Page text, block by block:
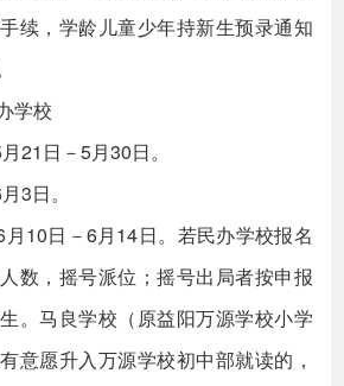
续，学龄儿童少年持新生预录通知
学校
日－5月30日。
3日。
10日－6月14日。若民办学校报名
数，摇号派位；摇号出局者按申报
。马良学校（原益阳万源学校小学
意愿升入万源学校初中部就读的，